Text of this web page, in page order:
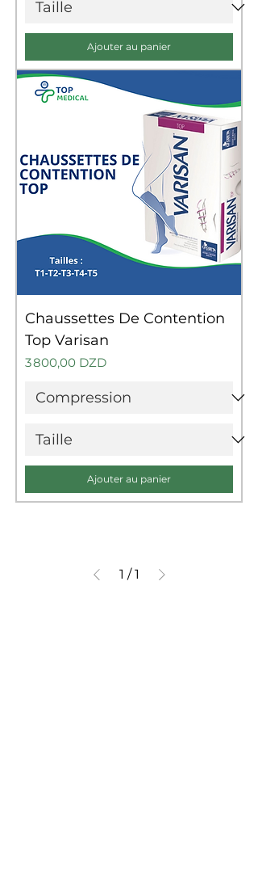
Ajouter au panier
Chaussettes De Contention
Top Varisan
Prix
3 800,00 DZD
Ajouter au panier
1 / 1